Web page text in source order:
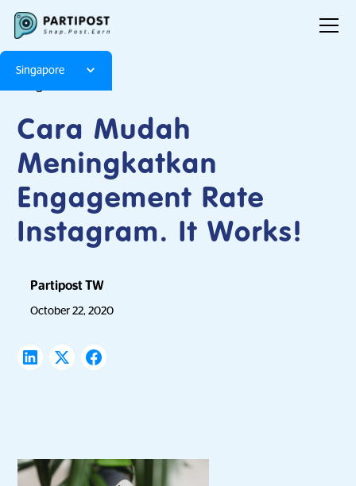
Singapore
Cara Mudah
Meningkatkan
Engagement Rate
Instagram. It Works!
Partipost TW
October 22, 2020